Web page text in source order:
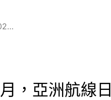
，亞洲航線